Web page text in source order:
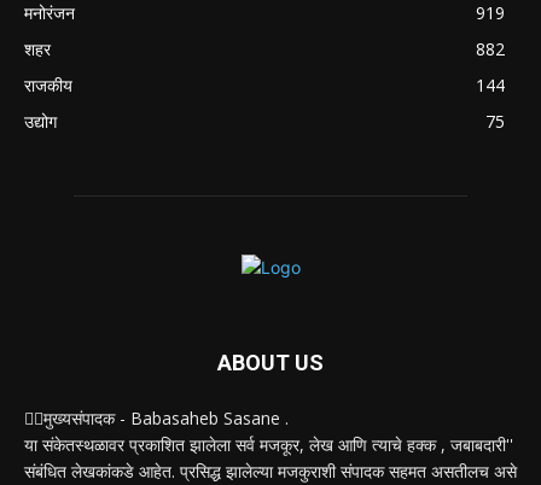
मनोरंजन
919
शहर
882
राजकीय
144
उद्योग
75
ABOUT US
✍🏻मुख्यसंपादक - Babasaheb Sasane .
या संकेतस्थळावर प्रकाशित झालेला सर्व मजकूर, लेख आणि त्याचे हक्क , जबाबदारी''
संबंधित लेखकांकडे आहेत. प्रसिद्ध झालेल्या मजकुराशी संपादक सहमत असतीलच असे